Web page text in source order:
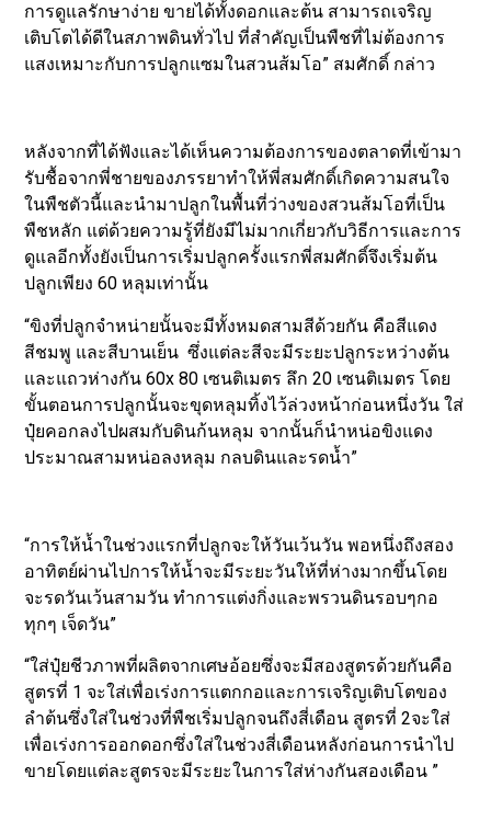
การดูแลรักษาง่าย ขายได้ทั้งดอกและต้น สามารถเจริญ
เติบโตได้ดีในสภาพดินทั่วไป ที่สำคัญเป็นพืชที่ไม่ต้องการ
แสงเหมาะกับการปลูกแซมในสวนส้มโอ” สมศักดิ์ กล่าว
หลังจากที่ได้ฟังและได้เห็นความต้องการของตลาดที่เข้ามา
รับชื้อจากพี่ชายของภรรยาทำให้พี่สมศักดิ์เกิดความสนใจ
ในพืชตัวนี้และนำมาปลูกในพื้นที่ว่างของสวนส้มโอที่เป็น
พืชหลัก แต่ด้วยความรู้ที่ยังมีไม่มากเกี่ยวกับวิธีการและการ
ดูแลอีกทั้งยังเป็นการเริ่มปลูกครั้งแรกพี่สมศักดิ์จึงเริ่มต้น
ปลูกเพียง 60 หลุมเท่านั้น
“ขิงที่ปลูกจำหน่ายนั้นจะมีทั้งหมดสามสีด้วยกัน คือสีแดง
สีชมพู และสีบานเย็น ซึ่งแต่ละสีจะมีระยะปลูกระหว่างต้น
และแถวห่างกัน 60x 80 เซนติเมตร ลึก 20 เซนติเมตร โดย
ขั้นตอนการปลูกนั้นจะขุดหลุมทิ้งไว้ล่วงหน้าก่อนหนึ่งวัน ใส่
ปุ๋ยคอกลงไปผสมกับดินก้นหลุม จากนั้นก็นำหน่อขิงแดง
ประมาณสามหน่อลงหลุม กลบดินและรดน้ำ”
“การให้น้ำในช่วงแรกที่ปลูกจะให้วันเว้นวัน พอหนึ่งถึงสอง
อาทิตย์ผ่านไปการให้น้ำจะมีระยะวันให้ที่ห่างมากขึ้นโดย
จะรดวันเว้นสามวัน ทำการแต่งกิ่งและพรวนดินรอบๆกอ
ทุกๆ เจ็ดวัน”
“ใส่ปุ๋ยชีวภาพที่ผลิตจากเศษอ้อยซึ่งจะมีสองสูตรด้วยกันคือ
สูตรที่ 1 จะใส่เพื่อเร่งการแตกกอและการเจริญเติบโตของ
ลำต้นซึ่งใส่ในช่วงที่พืชเริ่มปลูกจนถึงสี่เดือน สูตรที่ 2จะใส่
เพื่อเร่งการออกดอกซึ่งใส่ในช่วงสี่เดือนหลังก่อนการนำไป
ขายโดยแต่ละสูตรจะมีระยะในการใส่ห่างกันสองเดือน ”